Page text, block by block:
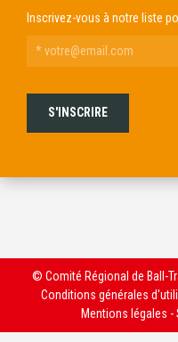
Inscrivez-vous à notre liste
© Comité Régional de Ball-
Conditions générales
Mentions légales -